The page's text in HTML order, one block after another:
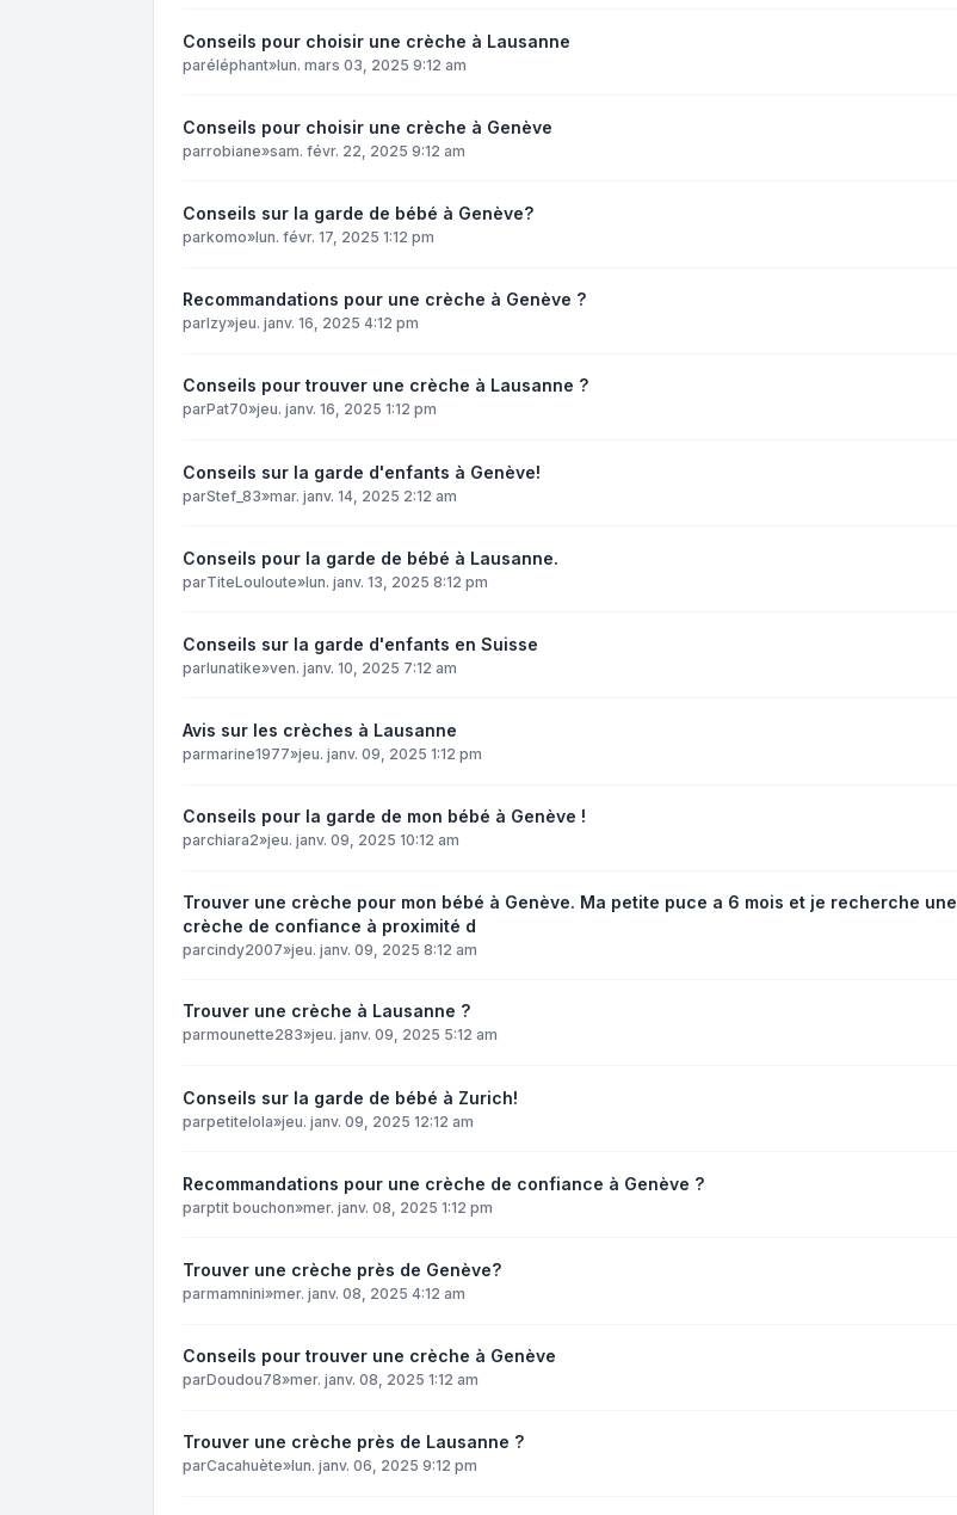
Conseils pour choisir une crèche à Lausanne
paréléphant»lun. mars 03, 2025 9:12 am
Conseils pour choisir une crèche à Genève
parrobiane»sam. févr. 22, 2025 9:12 am
Conseils sur la garde de bébé à Genève?
parkomo»lun. févr. 17, 2025 1:12 pm
Recommandations pour une crèche à Genève ?
parIzy»jeu. janv. 16, 2025 4:12 pm
Conseils pour trouver une crèche à Lausanne ?
parPat70»jeu. janv. 16, 2025 1:12 pm
Conseils sur la garde d'enfants à Genève!
parStef_83»mar. janv. 14, 2025 2:12 am
Conseils pour la garde de bébé à Lausanne.
parTiteLouloute»lun. janv. 13, 2025 8:12 pm
Conseils sur la garde d'enfants en Suisse
parlunatike»ven. janv. 10, 2025 7:12 am
Avis sur les crèches à Lausanne
parmarine1977»jeu. janv. 09, 2025 1:12 pm
Conseils pour la garde de mon bébé à Genève !
parchiara2»jeu. janv. 09, 2025 10:12 am
Trouver une crèche pour mon bébé à Genève. Ma petite puce a 6 mois et je recherche une
crèche de confiance à proximité d
parcindy2007»jeu. janv. 09, 2025 8:12 am
Trouver une crèche à Lausanne ?
parmounette283»jeu. janv. 09, 2025 5:12 am
Conseils sur la garde de bébé à Zurich!
parpetitelola»jeu. janv. 09, 2025 12:12 am
Recommandations pour une crèche de confiance à Genève ?
parptit bouchon»mer. janv. 08, 2025 1:12 pm
Trouver une crèche près de Genève?
parmamnini»mer. janv. 08, 2025 4:12 am
Conseils pour trouver une crèche à Genève
parDoudou78»mer. janv. 08, 2025 1:12 am
Trouver une crèche près de Lausanne ?
parCacahuète»lun. janv. 06, 2025 9:12 pm